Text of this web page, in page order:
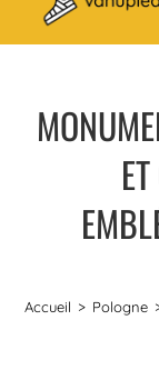
Accueil > Pologne